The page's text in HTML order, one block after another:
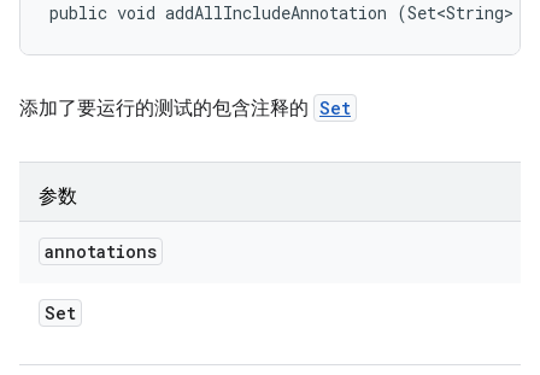
public void addAllIncludeAnnotation (Set<String>
添加了要运行的测试的包含注释的 Set
参数
annotations
Set